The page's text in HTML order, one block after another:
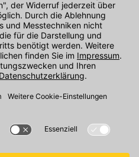
bis freitags von 08:00 - 17:00
/ 151-151für Sie erreichbar.
nutzen.
finden Sie